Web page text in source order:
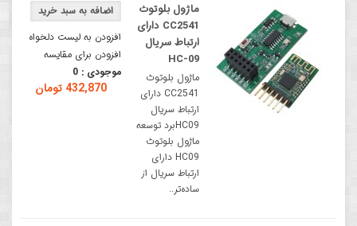
افزودن به لیست دلخواه
افزودن برای مقایسه
موجودی : 0
432,870 تومان
ماژول بلوتوث
CC2541 دارای
ارتباط سریال
HC-09
ماژول بلوتوث
CC2541 دارای
ارتباط سریال
HC09برد توسعه
ماژول بلوتوث
HC09 دارای
ارتباط سریال از
ساده‌تر..